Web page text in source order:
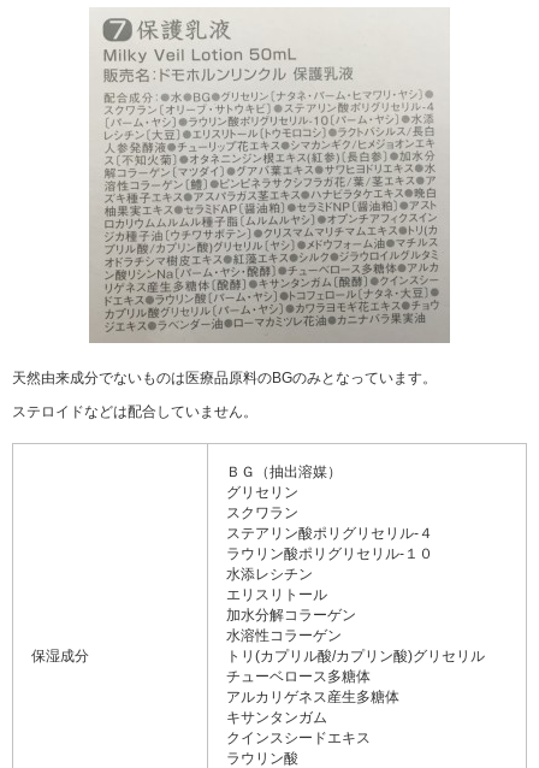
天然由来成分でないものは医療品原料のBGのみとなっています。
ステロイドなどは配合していません。
保湿成分
ＢＧ（抽出溶媒）
グリセリン
スクワラン
ステアリン酸ポリグリセリル-４
ラウリン酸ポリグリセリル-１０
水添レシチン
エリスリトール
加水分解コラーゲン
水溶性コラーゲン
トリ(カプリル酸/カプリン酸)グリセリル
チューベロース多糖体
アルカリゲネス産生多糖体
キサンタンガム
クインスシードエキス
ラウリン酸